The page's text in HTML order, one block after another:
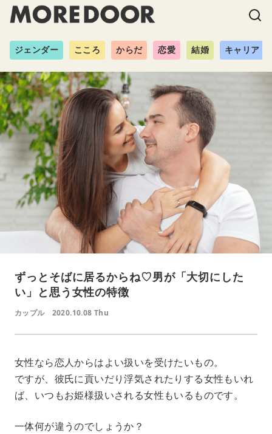
ジェンダー こころ からだ 恋愛 結婚 キャリア
ずっとそばに居るからね♡男が「大切にした
い」と思う女性の特徴
カップル 2020.10.08 Thu
女性なら恋人からはよい扱いを受けたいもの。
ですが、彼氏に貢いだり浮気されたりする女性もいれ
ば、いつもお姫様扱いされる女性もいるものです。
一体何が違うのでしょうか？